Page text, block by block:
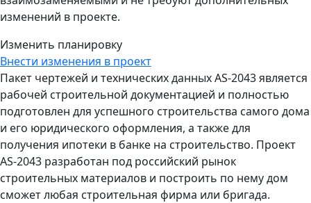
изменений в проекте.
Изменить планировку
Внести изменения в проект
Пакет чертежей и технических данных AS-2043 является
рабочей строительной документацией и полностью
подготовлен для успешного строительства самого дома
и его юридического оформления, а также для
получения ипотеки в банке на строительство. Проект
AS-2043 разработан под российский рынок
строительных материалов и построить по нему дом
сможет любая строительная фирма или бригада.